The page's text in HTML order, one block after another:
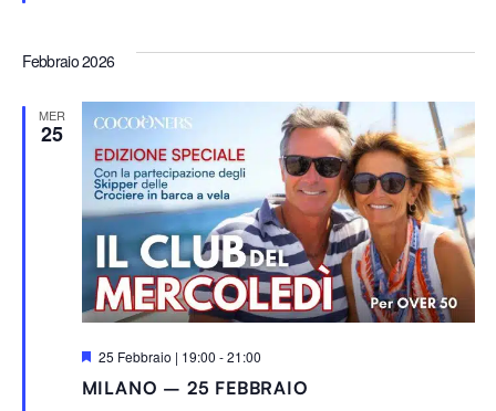
Febbraio 2026
MER
25
MILANO – 25 FEBBRAIO
S
g
25 Febbraio | 19:00 -21:00